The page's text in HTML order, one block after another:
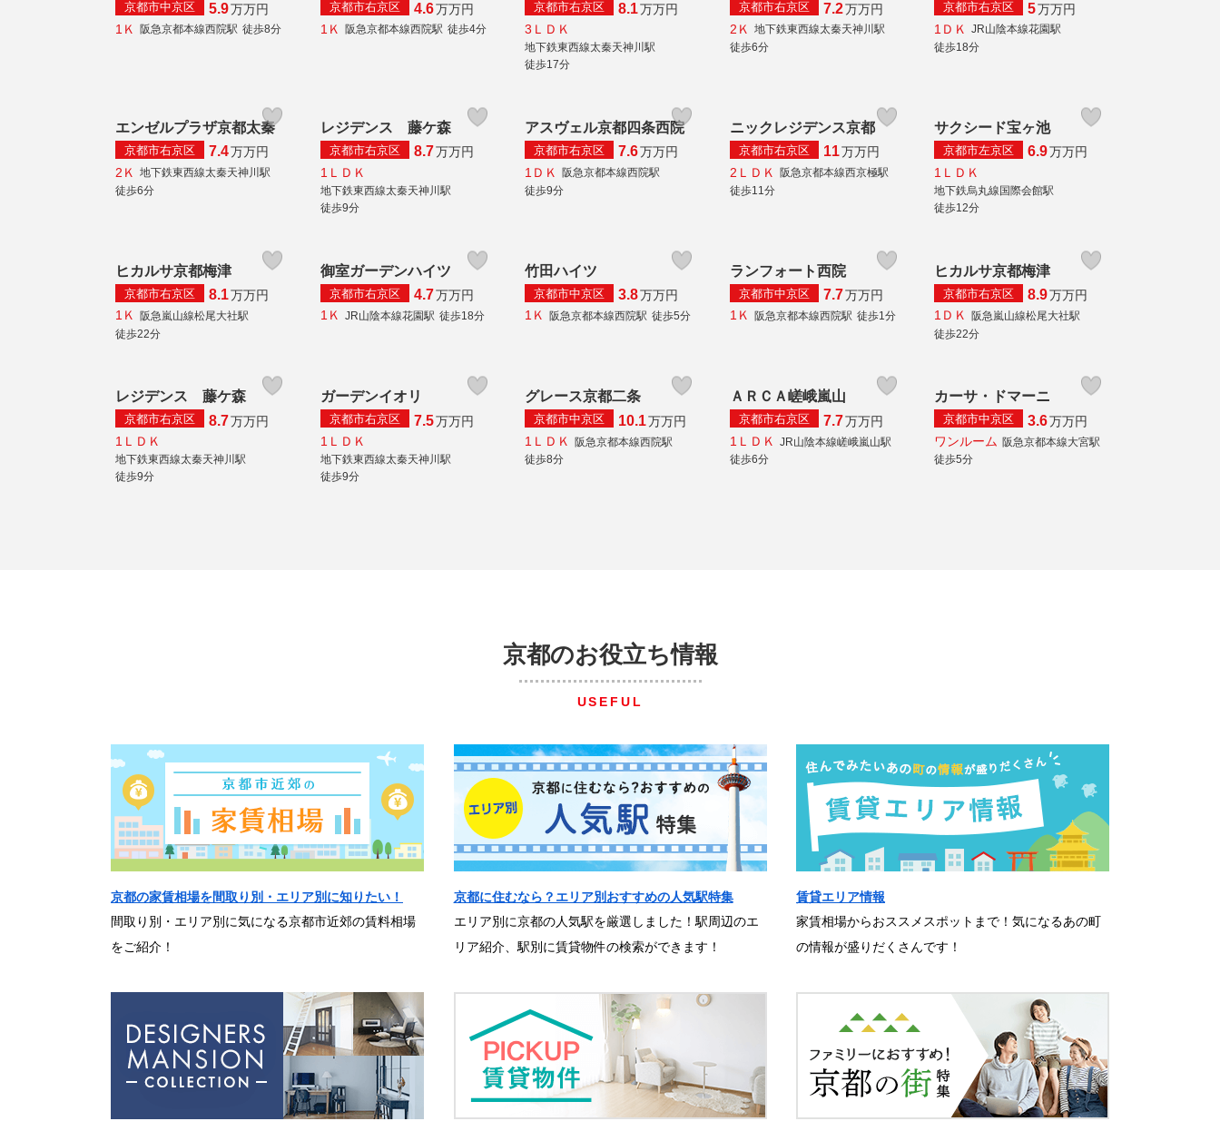
京都市中京区 5.9万万円
1Ｋ
阪急京都本線西院駅 徒歩8分
京都市右京区 4.6万万円
1Ｋ
阪急京都本線西院駅 徒歩4分
京都市右京区 8.1万万円
3ＬＤＫ
地下鉄東西線太秦天神川駅
徒歩17分
京都市右京区 7.2万万円
2Ｋ
地下鉄東西線太秦天神川駅
徒歩6分
京都市右京区 5万万円
1ＤＫ
JR山陰本線花園駅
徒歩18分
エンゼルプラザ京都太秦
京都市右京区 7.4万万円
2Ｋ
地下鉄東西線太秦天神川駅
徒歩6分
レジデンス 藤ケ森
京都市右京区 8.7万万円
1ＬＤＫ
地下鉄東西線太秦天神川駅
徒歩9分
アスヴェル京都四条西院
京都市右京区 7.6万万円
1ＤＫ
阪急京都本線西院駅
徒歩9分
ニックレジデンス京都
京都市右京区 11万万円
2ＬＤＫ
阪急京都本線西京極駅
徒歩11分
サクシード宝ヶ池
京都市左京区 6.9万万円
1ＬＤＫ
地下鉄烏丸線国際会館駅
徒歩12分
ヒカルサ京都梅津
京都市右京区 8.1万万円
1Ｋ 阪急嵐山線松尾大社駅
徒歩22分
御室ガーデンハイツ
京都市右京区 4.7万万円
1Ｋ JR山陰本線花園駅 徒歩18分
竹田ハイツ
京都市中京区 3.8万万円
1Ｋ 阪急京都本線西院駅 徒歩5分
ランフォート西院
京都市中京区 7.7万万円
1Ｋ 阪急京都本線西院駅 徒歩1分
ヒカルサ京都梅津
京都市右京区 8.9万万円
1ＤＫ 阪急嵐山線松尾大社駅
徒歩22分
レジデンス 藤ケ森
京都市右京区 8.7万万円
1ＬＤＫ
地下鉄東西線太秦天神川駅
徒歩9分
ガーデンイオリ
京都市右京区 7.5万万円
1ＬＤＫ
地下鉄東西線太秦天神川駅
徒歩9分
グレース京都二条
京都市中京区 10.1万万円
1ＬＤＫ
阪急京都本線西院駅
徒歩8分
ＡＲＣＡ嵯峨嵐山
京都市右京区 7.7万万円
1ＬＤＫ
JR山陰本線嵯峨嵐山駅
徒歩6分
カーサ・ドマーニ
京都市中京区 3.6万万円
ワンルーム 阪急京都本線大宮駅
徒歩5分
京都のお役立ち情報
USEFUL
京都の家賃相場を間取り別・エリア別に知りたい！
間取り別・エリア別に気になる京都市近郊の賃料相場
をご紹介！
京都に住むなら？エリア別おすすめの人気駅特集
エリア別に京都の人気駅を厳選しました！駅周辺のエ
リア紹介、駅別に賃貸物件の検索ができます！
賃貸エリア情報
家賃相場からおススメスポットまで！気になるあの町
の情報が盛りだくさんです！